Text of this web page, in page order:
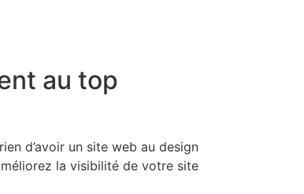
au top
d’avoir un site web au design
la visibilité de votre site